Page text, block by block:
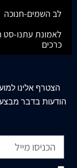
לב השמים-חנוכה
לאמונת עתנו-סט
כרכים
הצטרף אלינו
הודעות בדבר